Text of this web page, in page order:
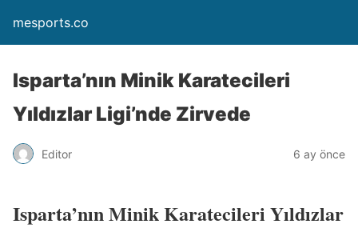
mesports.co
Isparta’nın Minik Karatecileri
Yıldızlar Ligi’nde Zirvede
Editor 6 ay önce
Isparta’nın Minik Karatecileri Yıldızlar